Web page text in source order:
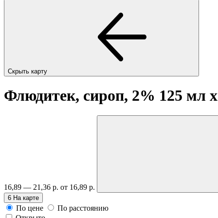
Скрыть карту
Флюдитек, сироп, 2% 125 мл
16,89 — 21,36 р. от 16,89 р.
6 На карте
По цене
По расстоянию